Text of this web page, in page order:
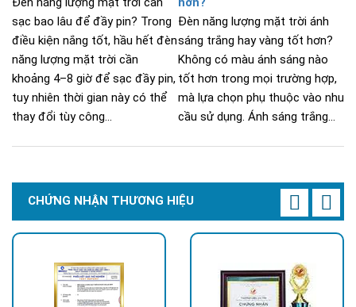
sạc bao lâu để đầy pin? Trong
điều kiện nắng tốt, hầu hết đèn
năng lượng mặt trời cần
khoảng 4–8 giờ để sạc đầy pin,
tuy nhiên thời gian này có thể
thay đổi tùy công...
Đèn năng lượng mặt trời ánh
sáng trắng hay vàng tốt hơn?
Không có màu ánh sáng nào
tốt hơn trong mọi trường hợp,
mà lựa chọn phụ thuộc vào nhu
cầu sử dụng. Ánh sáng trắng...
CHỨNG NHẬN THƯƠNG HIỆU